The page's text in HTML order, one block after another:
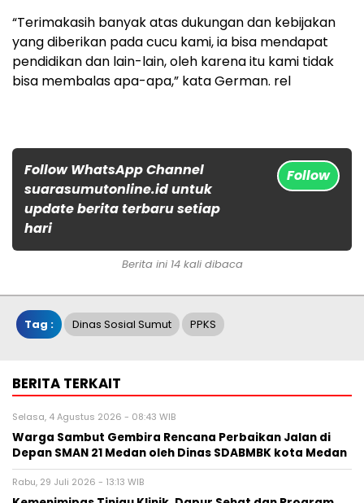
“Terimakasih banyak atas dukungan dan kebijakan
yang diberikan pada cucu kami, ia bisa mendapat
pendidikan dan lain-lain, oleh karena itu kami tidak
bisa membalas apa-apa,” kata German. rel
Follow WhatsApp Channel
suarasumutonline.id untuk
update berita terbaru setiap
hari
Follow
Berita ini 14 kali dibaca
Tag : Dinas Sosial Sumut PPKS
BERITA TERKAIT
Selasa, 4 Agustus 2026 - 08:43 WIB
Warga Sambut Gembira Rencana Perbaikan Jalan di
Depan SMAN 21 Medan oleh Dinas SDABMBK kota Medan
Rabu, 29 Juli 2026 - 13:13 WIB